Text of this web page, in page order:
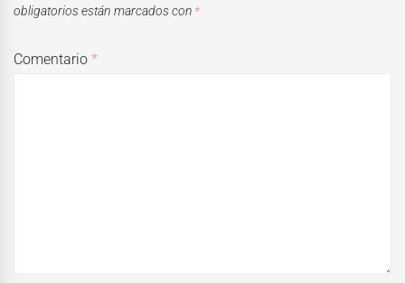
obligatorios están marcados con *
Comentario*